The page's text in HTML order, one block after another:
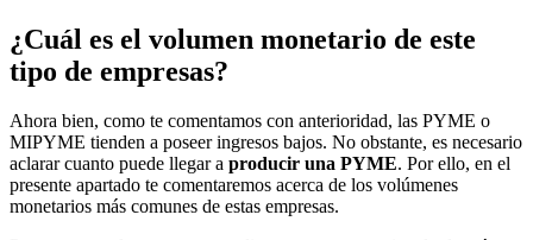
¿Cuál es el volumen monetario de este
tipo de empresas?
Ahora bien, como te comentamos con anterioridad, las PYME o
MIPYME tienden a poseer ingresos bajos. No obstante, es necesario
aclarar cuanto puede llegar a producir una PYME. Por ello, en el
presente apartado te comentaremos acerca de los volúmenes
monetarios más comunes de estas empresas.